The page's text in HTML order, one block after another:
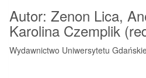
Autor: Zenon Lica,
Karolina Czemplik
Wydawnictwo Uniwersytetu